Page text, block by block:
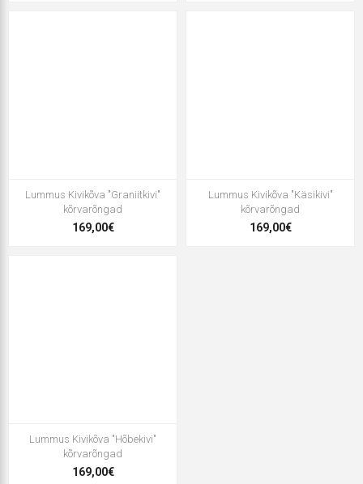
Lummus Kivikõva "Graniitkivi"
kõrvarõngad
169,00€
Lummus Kivikõva "Käsikivi"
kõrvarõngad
169,00€
Lummus Kivikõva "Hõbekivi"
kõrvarõngad
169,00€